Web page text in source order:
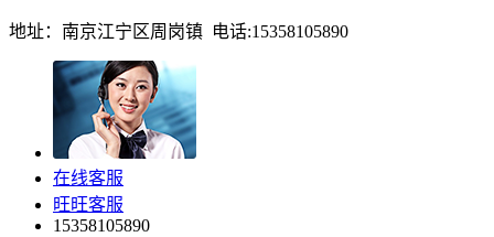
地址：南京江宁区周岗镇 电话:15358105890
在线客服
旺旺客服
15358105890